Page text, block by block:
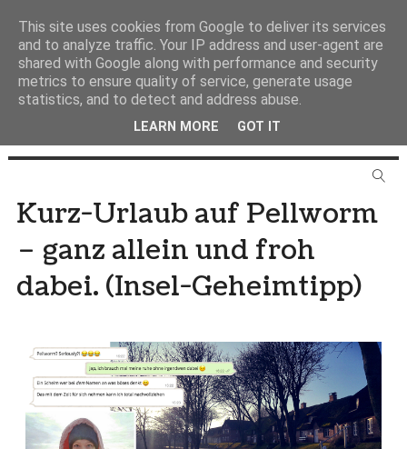
Kurz-Urlaub auf Pellworm
– ganz allein und froh
dabei. (Insel-Geheimtipp)
This site uses cookies from Google to deliver its services
and to analyze traffic. Your IP address and user-agent are
shared with Google along with performance and security
metrics to ensure quality of service, generate usage
statistics, and to detect and address abuse.
LEARN MORE GOT IT